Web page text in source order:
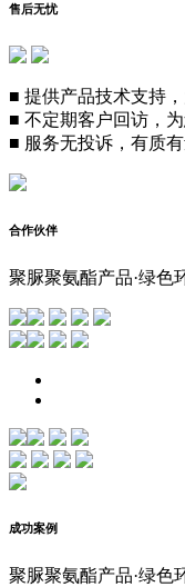
售后无忧
■ 提供产品技术支持
■ 不定期客户回访，
■ 服务无投诉，有质
合作伙伴
聚脲聚氨酯产品·绿色
成功案例
聚脲聚氨酯产品·绿色